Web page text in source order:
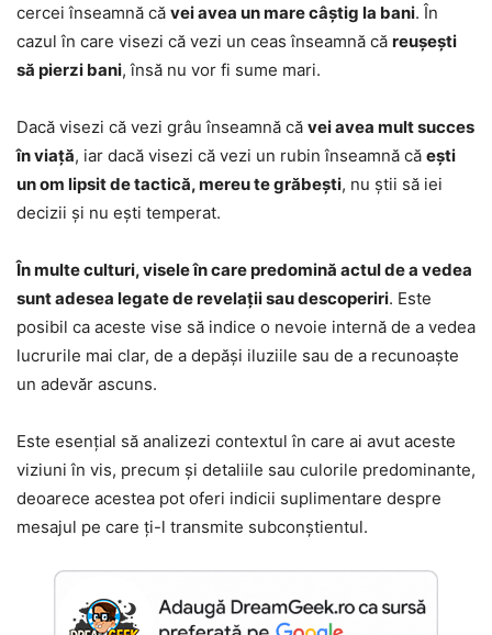
cercei înseamnă că vei avea un mare câștig la bani. În
cazul în care visezi că vezi un ceas înseamnă că reușești
să pierzi bani, însă nu vor fi sume mari.
Dacă visezi că vezi grâu înseamnă că vei avea mult succes
în viață, iar dacă visezi că vezi un rubin înseamnă că ești
un om lipsit de tactică, mereu te grăbești, nu știi să iei
decizii și nu ești temperat.
În multe culturi, visele în care predomină actul de a vedea
sunt adesea legate de revelații sau descoperiri. Este
posibil ca aceste vise să indice o nevoie internă de a vedea
lucrurile mai clar, de a depăși iluziile sau de a recunoaște
un adevăr ascuns.
Este esențial să analizezi contextul în care ai avut aceste
viziuni în vis, precum și detaliile sau culorile predominante,
deoarece acestea pot oferi indicii suplimentare despre
mesajul pe care ți-l transmite subconștientul.